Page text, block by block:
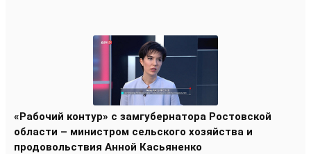
«Рабочий контур» с замгубернатора Ростовской
области – министром сельского хозяйства и
продовольствия Анной Касьяненко